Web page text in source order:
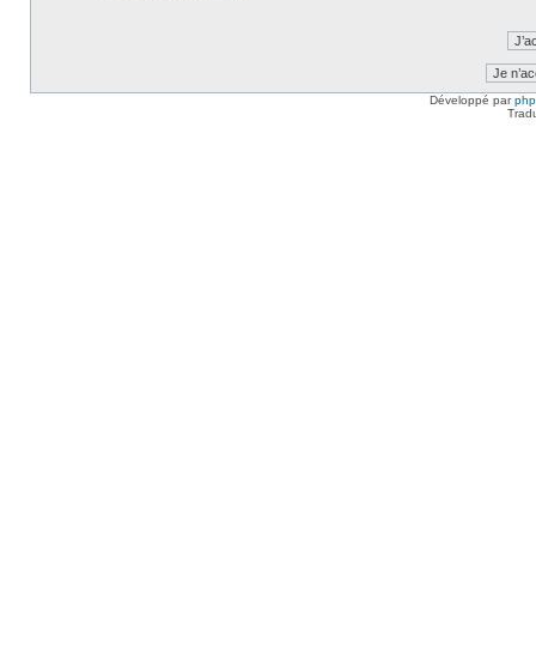
Développé par